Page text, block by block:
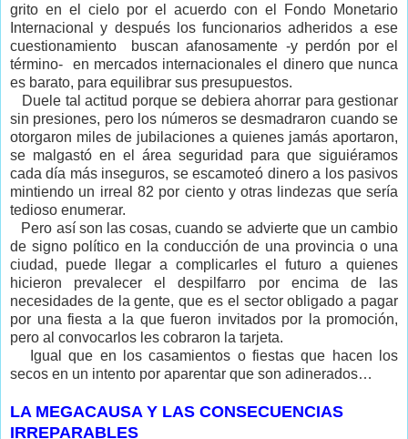
grito en el cielo por el acuerdo con el Fondo Monetario
Internacional y después los funcionarios adheridos a ese
cuestionamiento buscan afanosamente -y perdón por el
término- en mercados internacionales el dinero que nunca
es barato, para equilibrar sus presupuestos.
Duele tal actitud porque se debiera ahorrar para gestionar
sin presiones, pero los números se desmadraron cuando se
otorgaron miles de jubilaciones a quienes jamás aportaron,
se malgastó en el área seguridad para que siguiéramos
cada día más inseguros, se escamoteó dinero a los pasivos
mintiendo un irreal 82 por ciento y otras lindezas que sería
tedioso enumerar.
Pero así son las cosas, cuando se advierte que un cambio
de signo político en la conducción de una provincia o una
ciudad, puede llegar a complicarles el futuro a quienes
hicieron prevalecer el despilfarro por encima de las
necesidades de la gente, que es el sector obligado a pagar
por una fiesta a la que fueron invitados por la promoción,
pero al convocarlos les cobraron la tarjeta.
Igual que en los casamientos o fiestas que hacen los
secos en un intento por aparentar que son adinerados…
LA MEGACAUSA Y LAS CONSECUENCIAS
IRREPARABLES